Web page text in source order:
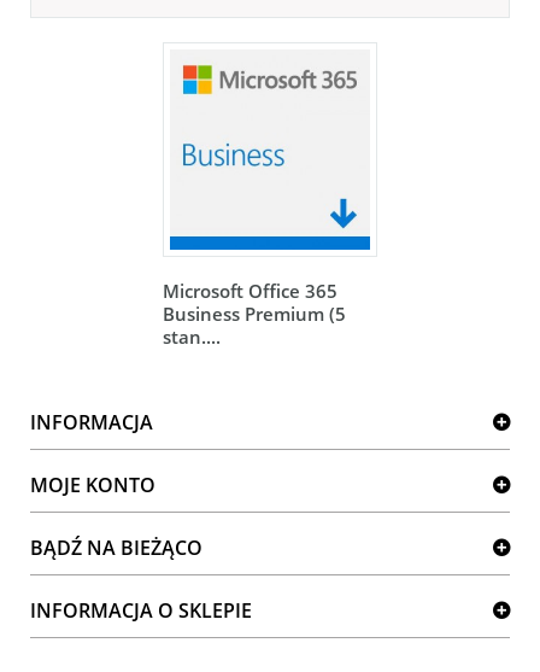
Microsoft Office 365
Business Premium (5
stan....
INFORMACJA
MOJE KONTO
BĄDŹ NA BIEŻĄCO
INFORMACJA O SKLEPIE